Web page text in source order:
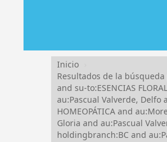
Inicio
Resultados de la búsqueda
and su-to:ESENCIAS
au:Pascual Valverde, Delfo
HOMEOPÁTICA and
Gloria and au:Pascual
holdingbranch:BC and